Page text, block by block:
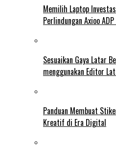
Memilih Laptop
Perlindungan Axioo
Sesuaikan Gaya Latar
menggunakan Editor
Panduan Membuat
Kreatif di Era Digital